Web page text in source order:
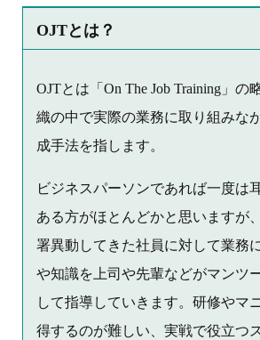
OJTとは？
OJTとは「On The Job Training」の
織の中で実際の業務に取り組みな
成手法を指します。
ビジネスパーソンであれば一度は
ある方がほとんどかと思いますが
署異動してきた社員に対して業務
や知識を上司や先輩などがマンツ
して指導していきます。研修やマ
得するのが難しい、実戦で役立つ